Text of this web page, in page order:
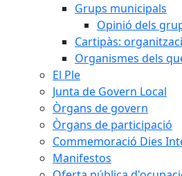
Grups municipals
Opinió dels
Cartipàs:
Organismes dels
El Ple
Junta de Govern Local
Òrgans de govern
Òrgans de participació
Commemoració Dies
Manifestos